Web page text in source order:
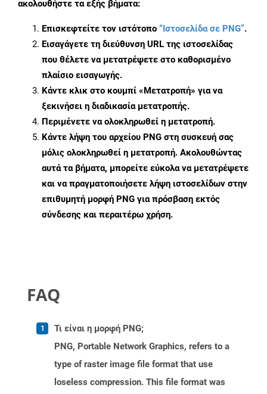
ακολουθήστε τα εξής βήματα:
Επισκεφτείτε τον ιστότοπο “Ιστοσελίδα σε PNG”.
Εισαγάγετε τη διεύθυνση URL της ιστοσελίδας
που θέλετε να μετατρέψετε στο καθορισμένο
πλαίσιο εισαγωγής.
Κάντε κλικ στο κουμπί «Μετατροπή» για να
ξεκινήσει η διαδικασία μετατροπής.
Περιμένετε να ολοκληρωθεί η μετατροπή.
Κάντε λήψη του αρχείου PNG στη συσκευή σας
μόλις ολοκληρωθεί η μετατροπή. Ακολουθώντας
αυτά τα βήματα, μπορείτε εύκολα να μετατρέψετε
και να πραγματοποιήσετε λήψη ιστοσελίδων στην
επιθυμητή μορφή PNG για πρόσβαση εκτός
σύνδεσης και περαιτέρω χρήση.
FAQ
Τι είναι η μορφή PNG;
PNG, Portable Network Graphics, refers to a
type of raster image file format that use
loseless compression. This file format was